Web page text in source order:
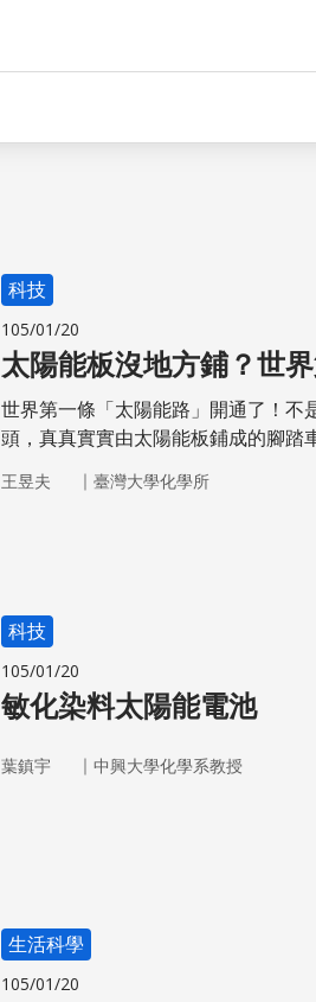
科技
105/01/20
太陽能板沒地方鋪？世
世界第一條「太陽能路」開通了！不
頭，真真實實由太陽能板鋪成的腳踏
王昱夫 ｜ 臺灣大學化學所
科技
105/01/20
敏化染料太陽能電池
葉鎮宇 ｜ 中興大學化學系教授
生活科學
105/01/20